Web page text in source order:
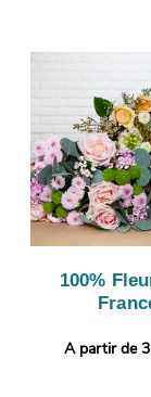
100%
A partir de